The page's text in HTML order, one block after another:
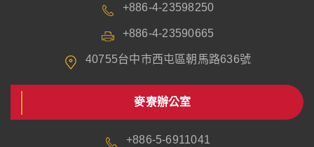
+886-4-23598250
+886-4-23590665
40755台中市西屯區朝馬路636號
麥寮辦公室
+886-5-6911041